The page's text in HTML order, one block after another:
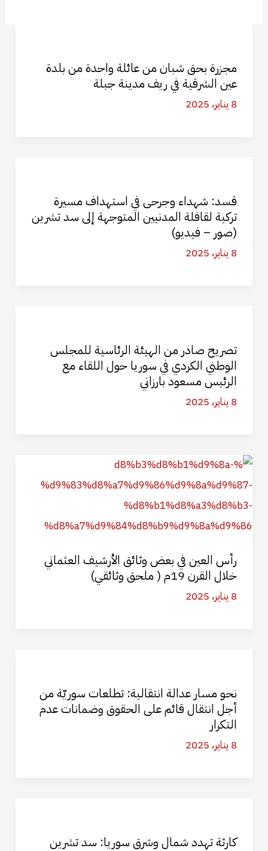
مجزرة بحق شبان من عائلة واحدة من بلدة
عين الشرقية في ريف مدينة جبلة
8 يناير، 2025
قسد: شهداء وجرحى في استهداف مسيرة
تركية لقافلة المدنيين المتوجهة إلى سد تشرين
(صور – فيديو)
8 يناير، 2025
تصريح صادر من الهيئة الرئاسية للمجلس
الوطني الكردي في سوريا حول اللقاء مع
الرئيس مسعود بارزاني
8 يناير، 2025
رأس العين في بعض وثائق الأرشيف العثماني
خلال القرن 19م ( ملحق وثائقي)
8 يناير، 2025
نحو مسار عدالة انتقالية: تطلعات سوريّة من
أجل انتقال قائم على الحقوق وضمانات عدم
التكرار
8 يناير، 2025
كارثة تهدد شمال وشرق سوريا: سد تشرين